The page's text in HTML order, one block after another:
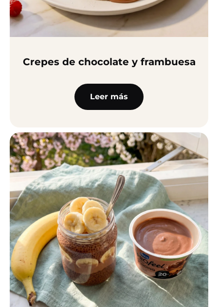
Crepes de chocolate y frambuesa
Leer más